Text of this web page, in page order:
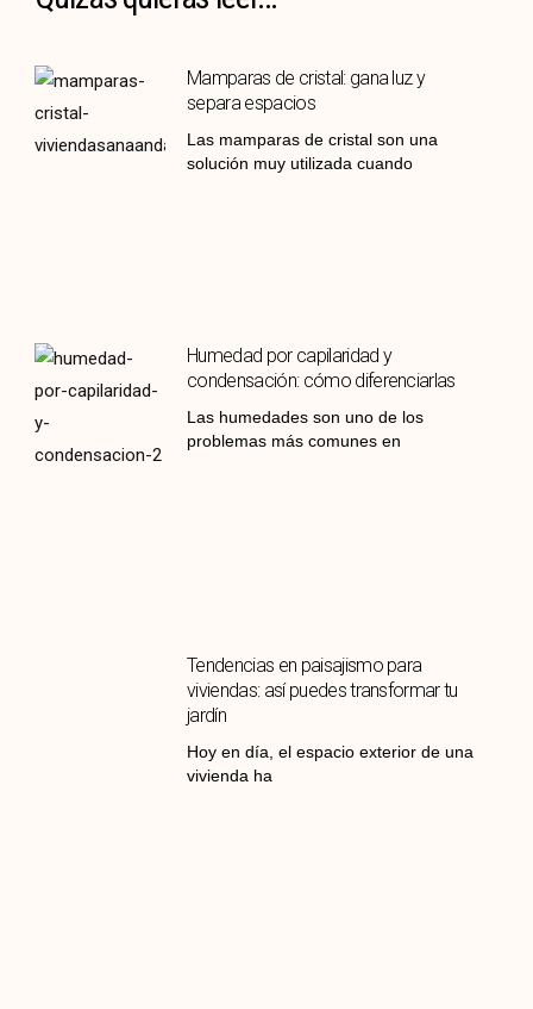
Mamparas de cristal: gana luz y
separa espacios
Las mamparas de cristal son una
solución muy utilizada cuando
Humedad por capilaridad y
condensación: cómo diferenciarlas
Las humedades son uno de los
problemas más comunes en
Tendencias en paisajismo para
viviendas: así puedes transformar tu
jardín
Hoy en día, el espacio exterior de una
vivienda ha